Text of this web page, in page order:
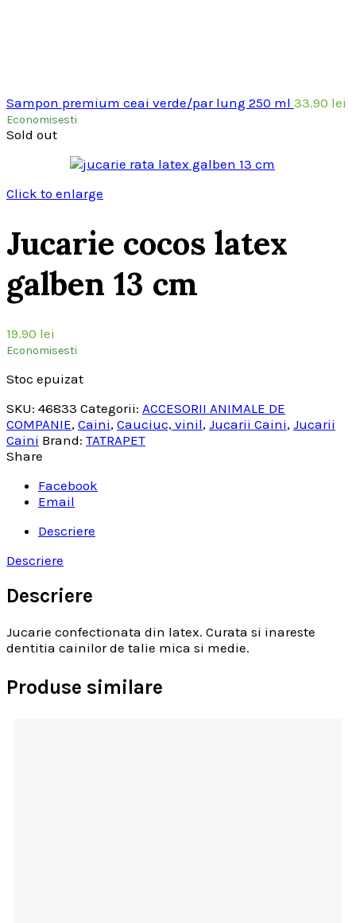
Sampon premium ceai verde/par lung 250 ml 33.90 lei
Economisesti
Sold out
Click to enlarge
Jucarie cocos latex
galben 13 cm
19.90 lei
Economisesti
Stoc epuizat
SKU: 46833 Categorii: ACCESORII ANIMALE DE
COMPANIE, Caini, Cauciuc, vinil, Jucarii Caini, Jucarii
Caini Brand: TATRAPET
Share
Facebook
Email
Descriere
Descriere
Descriere
Jucarie confectionata din latex. Curata si inareste
dentitia cainilor de talie mica si medie.
Produse similare